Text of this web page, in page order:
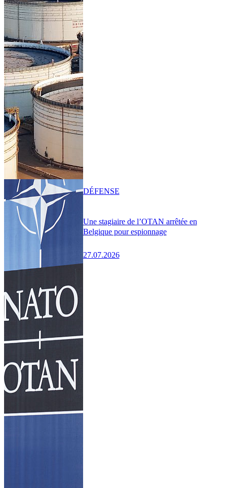
Une stagiaire de l’OTAN arrêtée en
Belgique pour espionnage
27.07.2026
DÉFENSE